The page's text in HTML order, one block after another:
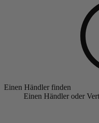
Einen Händler finden
Einen Händler oder